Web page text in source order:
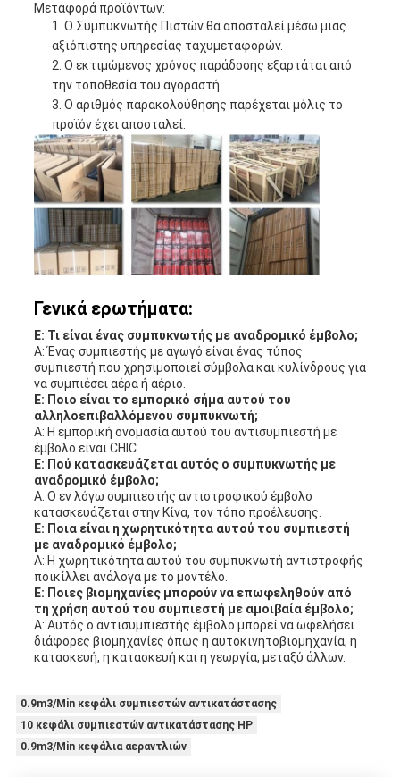
Μεταφορά προϊόντων:
Ο Συμπυκνωτής Πιστών θα αποσταλεί μέσω μιας
αξιόπιστης υπηρεσίας ταχυμεταφορών.
Ο εκτιμώμενος χρόνος παράδοσης εξαρτάται από
την τοποθεσία του αγοραστή.
Ο αριθμός παρακολούθησης παρέχεται μόλις το
προϊόν έχει αποσταλεί.
Γενικά ερωτήματα:
Ε: Τι είναι ένας συμπυκνωτής με αναδρομικό έμβολο;
Α: Ένας συμπιεστής με αγωγό είναι ένας τύπος
συμπιεστή που χρησιμοποιεί σύμβολα και κυλίνδρους για
να συμπιέσει αέρα ή αέριο.
Ε: Ποιο είναι το εμπορικό σήμα αυτού του
αλληλοεπιβαλλόμενου συμπυκνωτή;
Α: Η εμπορική ονομασία αυτού του αντισυμπιεστή με
έμβολο είναι CHIC.
Ε: Πού κατασκευάζεται αυτός ο συμπυκνωτής με
αναδρομικό έμβολο;
Α: Ο εν λόγω συμπιεστής αντιστροφικού έμβολο
κατασκευάζεται στην Κίνα, τον τόπο προέλευσης.
Ε: Ποια είναι η χωρητικότητα αυτού του συμπιεστή
με αναδρομικό έμβολο;
Α: Η χωρητικότητα αυτού του συμπυκνωτή αντιστροφής
ποικίλλει ανάλογα με το μοντέλο.
Ε: Ποιες βιομηχανίες μπορούν να επωφεληθούν από
τη χρήση αυτού του συμπιεστή με αμοιβαία έμβολο;
Α: Αυτός ο αντισυμπιεστής έμβολο μπορεί να ωφελήσει
διάφορες βιομηχανίες όπως η αυτοκινητοβιομηχανία, η
κατασκευή, η κατασκευή και η γεωργία, μεταξύ άλλων.
0.9m3/Min κεφάλι συμπιεστών αντικατάστασης
10 κεφάλι συμπιεστών αντικατάστασης HP
0.9m3/Min κεφάλια αεραντλιών